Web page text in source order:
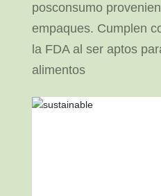
posconsumo
empaques. Cumplen
la FDA al ser aptos
alimentos